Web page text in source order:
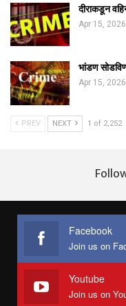
दीराकडून
Apr 15, 2026
भांडण
Apr 15, 2026
PREV NEXT 1 of 2,252
Facebook
Youtube
Join us on